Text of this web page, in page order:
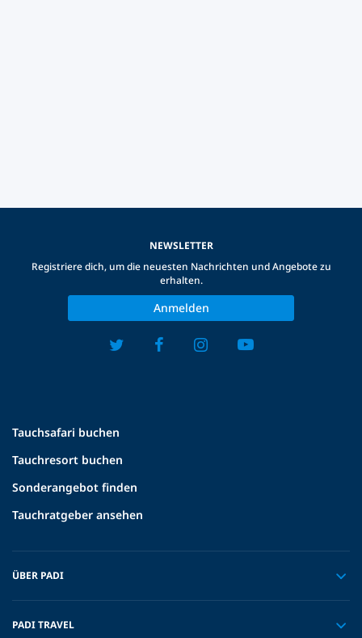
Tauchsafari buchen
Tauchresort buchen
Sonderangebot finden
Tauchratgeber ansehen
ÜBER PADI
PADI TRAVEL
NEWSLETTER
Registriere dich, um die neuesten Nachrichten und Angebote zu
erhalten.
Anmelden